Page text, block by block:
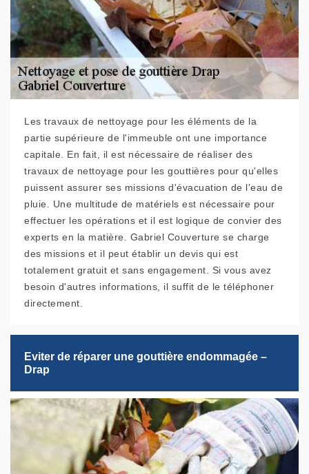
Les travaux de nettoyage pour les éléments de la
partie supérieure de l'immeuble ont une importance
capitale. En fait, il est nécessaire de réaliser des
travaux de nettoyage pour les gouttières pour qu'elles
puissent assurer ses missions d'évacuation de l'eau de
pluie. Une multitude de matériels est nécessaire pour
effectuer les opérations et il est logique de convier des
experts en la matière. Gabriel Couverture se charge
des missions et il peut établir un devis qui est
totalement gratuit et sans engagement. Si vous avez
besoin d'autres informations, il suffit de le téléphoner
directement.
Eviter de réparer une gouttière endommagée –
Drap